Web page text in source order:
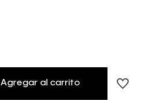
Agregar al carrito